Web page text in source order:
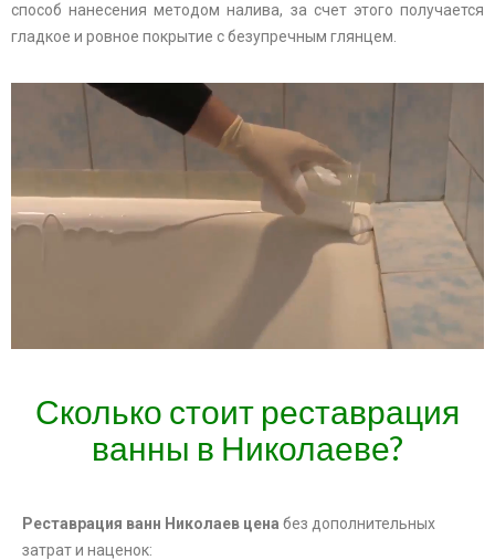
способ нанесения методом налива, за счет этого получается
гладкое и ровное покрытие с безупречным глянцем.
Сколько стоит реставрация
ванны в Николаеве?
Реставрация ванн Николаев цена без дополнительных
затрат и наценок: